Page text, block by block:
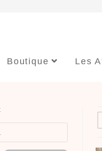
Boutique Les